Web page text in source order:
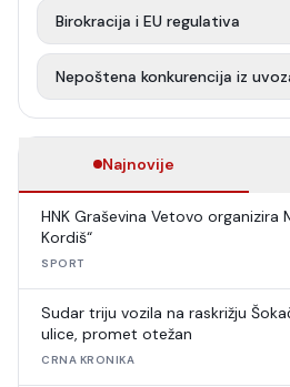
Birokracija i EU regulativa
Nepoštena konkurencija iz
Najnovije
HNK Graševina Vetovo organizira
Kordiš“
SPORT
Sudar triju vozila na raskrižju
ulice, promet otežan
CRNA KRONIKA